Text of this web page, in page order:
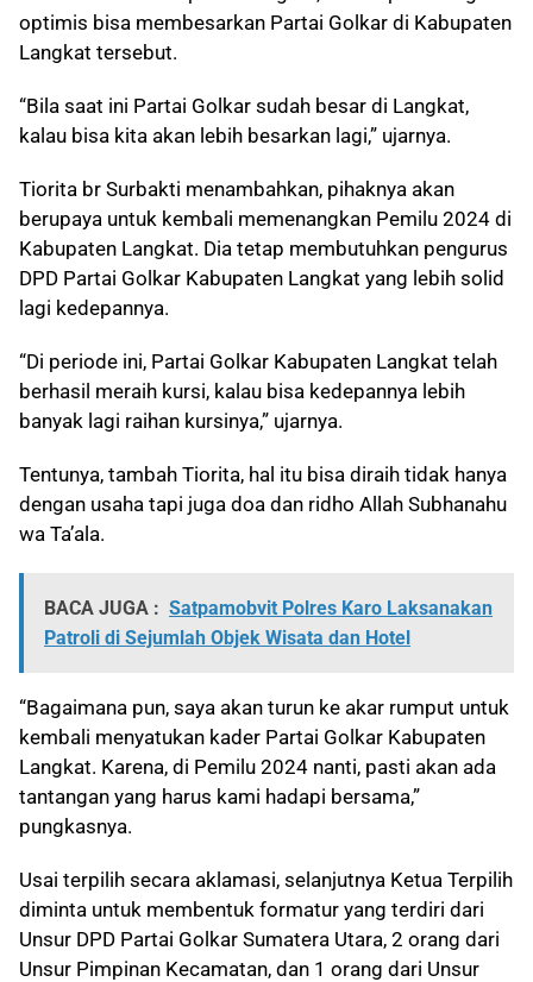
optimis bisa membesarkan Partai Golkar di Kabupaten
Langkat tersebut.
“Bila saat ini Partai Golkar sudah besar di Langkat,
kalau bisa kita akan lebih besarkan lagi,” ujarnya.
Tiorita br Surbakti menambahkan, pihaknya akan
berupaya untuk kembali memenangkan Pemilu 2024 di
Kabupaten Langkat. Dia tetap membutuhkan pengurus
DPD Partai Golkar Kabupaten Langkat yang lebih solid
lagi kedepannya.
“Di periode ini, Partai Golkar Kabupaten Langkat telah
berhasil meraih kursi, kalau bisa kedepannya lebih
banyak lagi raihan kursinya,” ujarnya.
Tentunya, tambah Tiorita, hal itu bisa diraih tidak hanya
dengan usaha tapi juga doa dan ridho Allah Subhanahu
wa Ta’ala.
BACA JUGA : Satpamobvit Polres Karo Laksanakan
Patroli di Sejumlah Objek Wisata dan Hotel
“Bagaimana pun, saya akan turun ke akar rumput untuk
kembali menyatukan kader Partai Golkar Kabupaten
Langkat. Karena, di Pemilu 2024 nanti, pasti akan ada
tantangan yang harus kami hadapi bersama,”
pungkasnya.
Usai terpilih secara aklamasi, selanjutnya Ketua Terpilih
diminta untuk membentuk formatur yang terdiri dari
Unsur DPD Partai Golkar Sumatera Utara, 2 orang dari
Unsur Pimpinan Kecamatan, dan 1 orang dari Unsur